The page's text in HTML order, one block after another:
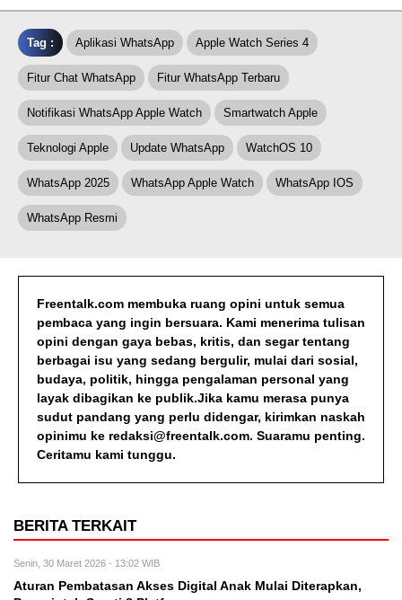
Tag : Aplikasi WhatsApp Apple Watch Series 4
Fitur Chat WhatsApp Fitur WhatsApp Terbaru
Notifikasi WhatsApp Apple Watch Smartwatch Apple
Teknologi Apple Update WhatsApp WatchOS 10
WhatsApp 2025 WhatsApp Apple Watch WhatsApp IOS
WhatsApp Resmi
Freentalk.com membuka ruang opini untuk semua
pembaca yang ingin bersuara. Kami menerima tulisan
opini dengan gaya bebas, kritis, dan segar tentang
berbagai isu yang sedang bergulir, mulai dari sosial,
budaya, politik, hingga pengalaman personal yang
layak dibagikan ke publik.Jika kamu merasa punya
sudut pandang yang perlu didengar, kirimkan naskah
opinimu ke redaksi@freentalk.com. Suaramu penting.
Ceritamu kami tunggu.
BERITA TERKAIT
Senin, 30 Maret 2026 - 13:02 WIB
Aturan Pembatasan Akses Digital Anak Mulai Diterapkan,